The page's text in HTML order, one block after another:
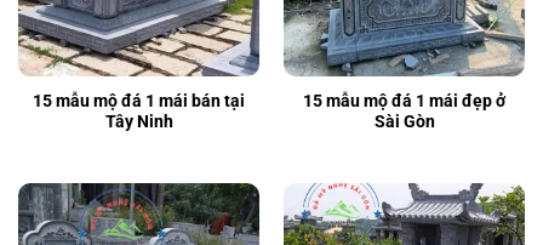
15 mẫu mộ đá 1 mái bán tại
Tây Ninh
15 mẫu mộ đá 1 mái đẹp ở
Sài Gòn